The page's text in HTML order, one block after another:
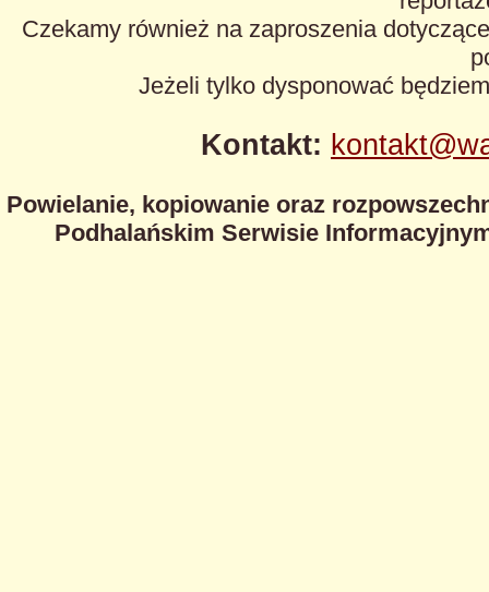
Czekamy również na zaproszenia
Jeżeli tylko dysponować
Kontakt:
Powielanie, kopiowanie oraz
Podhalańskim Serwisie